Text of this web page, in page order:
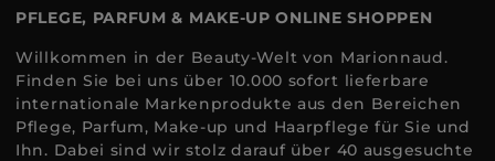
PFLEGE, PARFUM & MAKE-UP ONLINE SHOPPEN
Willkommen in der Beauty-Welt von Marionnaud.
Finden Sie bei uns über 10.000 sofort lieferbare
internationale Markenprodukte aus den Bereichen
Pflege, Parfum, Make-up und Haarpflege für Sie und
Ihn. Dabei sind wir stolz darauf über 40 ausgesuchte